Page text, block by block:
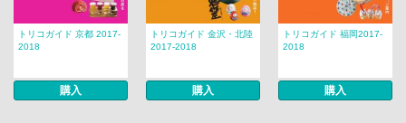
トリコガイド 京都 2017-
2018
購入
トリコガイド 金沢・北陸
2017-2018
購入
トリコガイド 福岡2017-
2018
購入